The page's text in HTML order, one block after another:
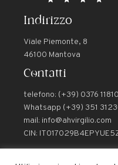
Indirizzo
Viale Piemonte, 8
46100 Mantova
Contatti
telefono: (+39) 0376
Whatsapp (+39) 351
mail: info@ahvirgilio.com
CIN: